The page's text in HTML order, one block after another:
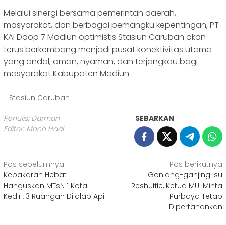
Melalui sinergi bersama pemerintah daerah,
masyarakat, dan berbagai pemangku kepentingan, PT
KAI Daop 7 Madiun optimistis Stasiun Caruban akan
terus berkembang menjadi pusat konektivitas utama
yang andal, aman, nyaman, dan terjangkau bagi
masyarakat Kabupaten Madiun.
Stasiun Caruban
Penulis: Darman
Editor: Moch Hadi
SEBARKAN
Navigasi
pos
Pos sebelumnya
Kebakaran Hebat
Hanguskan MTsN 1 Kota
Kediri, 3 Ruangan Dilalap Api
Pos berikutnya
Gonjang-ganjing Isu
Reshuffle, Ketua MUI Minta
Purbaya Tetap
Dipertahankan